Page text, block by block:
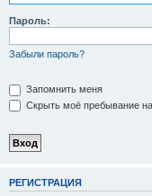
Пароль:
Забыли пароль?
Запомнить меня
Скрыть моё пребывание
РЕГИСТРАЦИЯ